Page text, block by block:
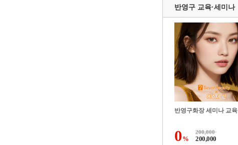
반영구 교육·세미나
반영구화장 세미나 교육
0%
200,000
200,000